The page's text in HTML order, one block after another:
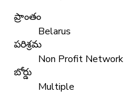
ప్రాంతం
Belarus
పరిశ్రమ
Non Profit Network
బోర్డు
Multiple